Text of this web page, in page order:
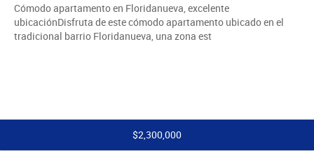
Cómodo apartamento en Floridanueva, excelente
ubicaciónDisfruta de este cómodo apartamento ubicado en el
tradicional barrio Floridanueva, una zona est
$2,300,000